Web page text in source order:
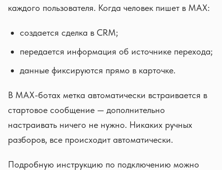
каждого пользователя. Когда человек пишет в MAX:
создается сделка в CRM;
передается информация об источнике перехода;
данные фиксируются прямо в карточке.
В MAX-ботах метка автоматически встраивается в
стартовое сообщение — дополнительно
настраивать ничего не нужно. Никаких ручных
разборов, все происходит автоматически.
Подробную инструкцию по подключению можно